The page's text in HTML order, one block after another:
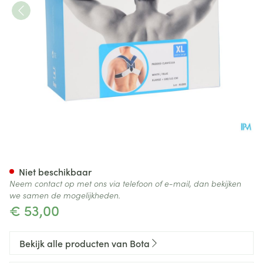
€ 53,00
Niet beschikbaar
Neem contact op met ons via telefoon of e-mail, dan bekijken
we samen de mogelijkheden.
Bekijk alle producten van Bota